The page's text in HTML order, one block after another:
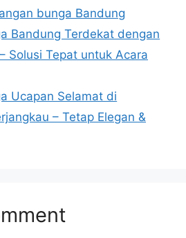
bunga Bandung
Bandung Terdekat dengan
Solusi Tepat untuk Acara
Ucapan Selamat di
– Tetap Elegan &